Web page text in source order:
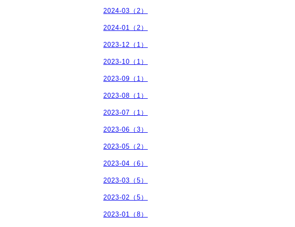
2024-03（2）
2024-01（2）
2023-12（1）
2023-10（1）
2023-09（1）
2023-08（1）
2023-07（1）
2023-06（3）
2023-05（2）
2023-04（6）
2023-03（5）
2023-02（5）
2023-01（8）